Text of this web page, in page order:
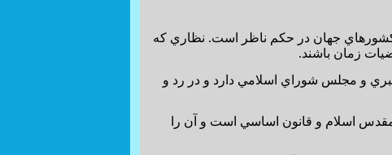
كشورهاي جهان در حكم ناظر است. نظاري كه
و مجلس شوراي اسلامي دارد و در رد و
اسلام و قانون اساسي است و آن را